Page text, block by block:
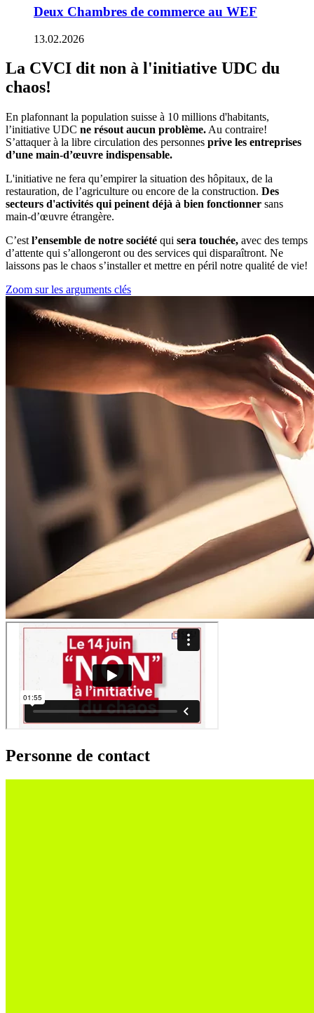
Deux Chambres de commerce au WEF
13.02.2026
La CVCI dit non à l'initiative UDC du
chaos!
En plafonnant la population suisse à 10 millions d'habitants,
l’initiative UDC ne résout aucun problème. Au contraire!
S’attaquer à la libre circulation des personnes prive les entreprises
d’une main-d’œuvre indispensable.
L'initiative ne fera qu’empirer la situation des hôpitaux, de la
restauration, de l’agriculture ou encore de la construction. Des
secteurs d'activités qui peinent déjà à bien fonctionner sans
main-d’œuvre étrangère.
C’est l’ensemble de notre société qui sera touchée, avec des temps
d’attente qui s’allongeront ou des services qui disparaîtront. Ne
laissons pas le chaos s’installer et mettre en péril notre qualité de vie!
Zoom sur les arguments clés
Personne de contact